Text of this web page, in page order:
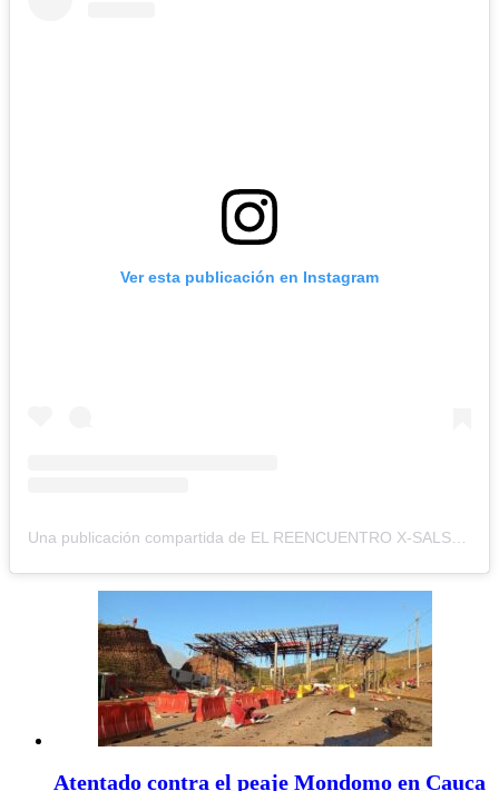
Ver esta publicación en Instagram
Una publicación compartida de EL REENCUENTRO X-SALSERIN (@xsalserinoficial)
Atentado contra el peaje Mondomo en Cauca